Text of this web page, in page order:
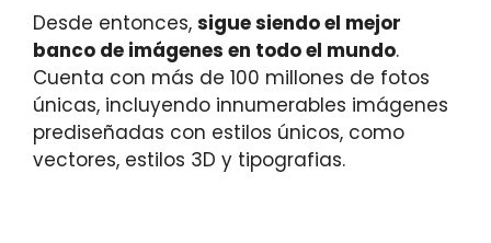
Desde entonces, sigue siendo el mejor
banco de imágenes en todo el mundo.
Cuenta con más de 100 millones de fotos
únicas, incluyendo innumerables imágenes
prediseñadas con estilos únicos, como
vectores, estilos 3D y tipografias.